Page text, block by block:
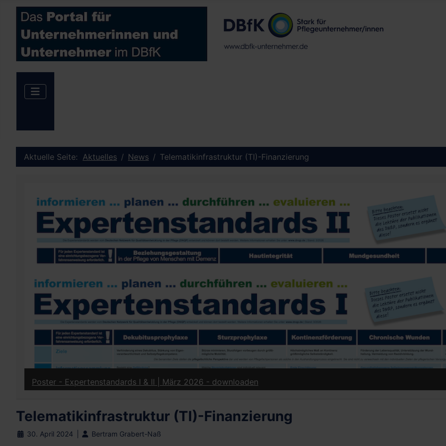
Aktuelle Seite: Aktuelles News Telematikinfrastruktur (TI)-Finanzierung
Poster / Infoblatt - Leistungen der Pflegeversicherung | ab 01. Januar 2026 - downloaden
Telematikinfrastruktur (TI)-Finanzierung
30. April 2024 Bertram Grabert-Naß